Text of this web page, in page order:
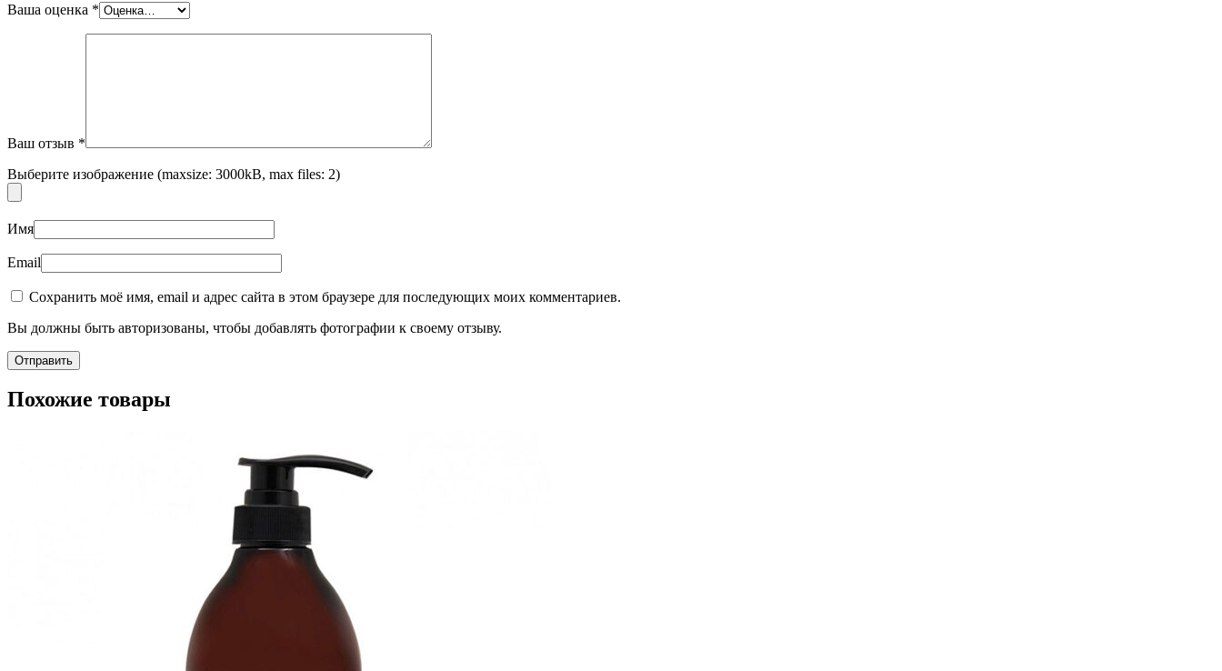
Пищевые добавки
Ваша оценка *
Ваш отзыв *
Выберите изображение (maxsize: 3000kB, max files: 2)
Имя
Email
Сохранить моё имя, email и адрес сайта в этом браузере для последующих моих комментариев.
Вы должны быть авторизованы, чтобы добавлять фотографии к своему отзыву.
Похожие товары